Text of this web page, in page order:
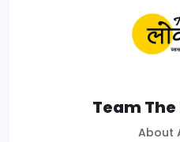
Team
About